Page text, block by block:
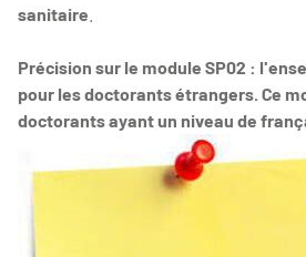
sanitaire
Précision sur le module SP02 :
pour les doctorants étrangers. Ce
doctorants ayant un niveau de